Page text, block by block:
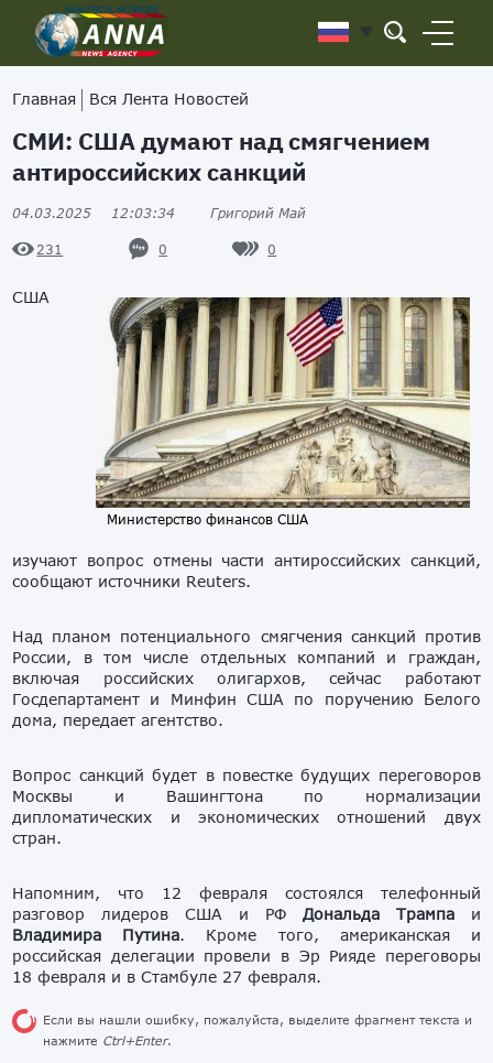
Главная Вся Лента Новостей
СМИ: США думают над смягчением
антироссийских санкций
04.03.2025 12:03:34 Григорий Май
231 0 0
Министерство финансов США
США
изучают вопрос отмены части антироссийских санкций,
сообщают источники Reuters.
Над планом потенциального смягчения санкций против
России, в том числе отдельных компаний и граждан,
включая российских олигархов, сейчас работают
Госдепартамент и Минфин США по поручению Белого
дома, передает агентство.
Вопрос санкций будет в повестке будущих переговоров
Москвы и Вашингтона по нормализации
дипломатических и экономических отношений двух
стран.
Напомним, что 12 февраля состоялся телефонный
разговор лидеров США и РФ Дональда Трампаи
Владимира Путина. Кроме того, американская и
российская делегации провели в Эр Рияде переговоры
18 февраля и в Стамбуле 27 февраля.
Если вы нашли ошибку, пожалуйста, выделите фрагмент текста и
нажмите Ctrl+Enter.